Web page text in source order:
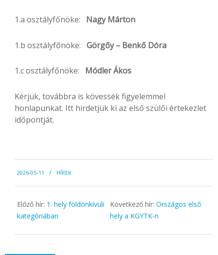
1.a osztályfőnöke: Nagy Márton
1.b osztályfőnöke: Görgőy – Benkő Dóra
1.c osztályfőnöke: Módler Ákos
Kérjük, továbbra is kövessék figyelemmel
honlapunkat. Itt hirdetjük ki az első szülői értekezlet
időpontját.
05-
11
2026-05-11 HÍREK
Előző hír: 1. hely földönkívüli
kategóriában
Következő hír: Országos első
hely a KGYTK-n